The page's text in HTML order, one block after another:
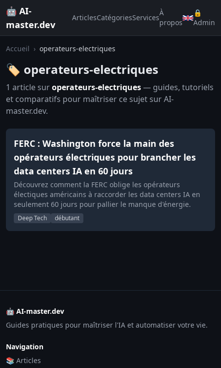
🤖 AI-
master.dev
ArticlesCatégoriesServices
À
propos
🔒
Admin
Accueil › operateurs-electriques
🏷️ operateurs-electriques
1 article suroperateurs-electriques— guides, tutoriels
et comparatifs pour maîtriser ce sujet sur AI-
master.dev.
FERC : Washington force la main des
opérateurs électriques pour brancher les
data centers IA en 60 jours
Découvrez comment la FERC oblige les opérateurs
électiques américains à raccorder les data centers IA en
seulement 60 jours pour pallier le manque d'énergie.
Deep Tech débutant
🤖 AI-master.dev
Guides pratiques pour maîtriser l'IA et automatiser votre vie.
Navigation
📚 Articles